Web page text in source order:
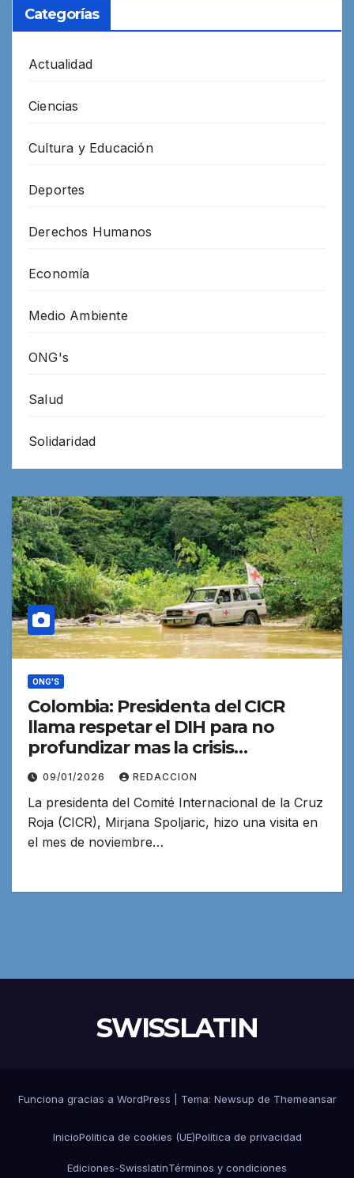
Categorías
Actualidad
Ciencias
Cultura y Educación
Deportes
Derechos Humanos
Economía
Medio Ambiente
ONG's
Salud
Solidaridad
ONG'S
Colombia: Presidenta del CICR
llama respetar el DIH para no
profundizar mas la crisis
humanitaria
09/01/2026 REDACCION
La presidenta del Comité Internacional de la Cruz
Roja (CICR), Mirjana Spoljaric, hizo una visita en
el mes de noviembre…
SWISSLATIN
Funciona gracias a WordPress Tema: Newsup de Themeansar
InicioPolitica de cookies (UE)Política de privacidad
Ediciones-SwisslatinTérminos y condiciones